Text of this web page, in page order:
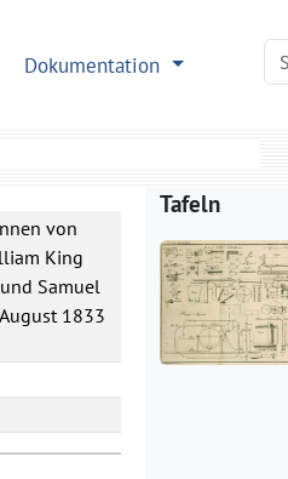
Dokumentation
von
King
Samuel
1833
Tafeln